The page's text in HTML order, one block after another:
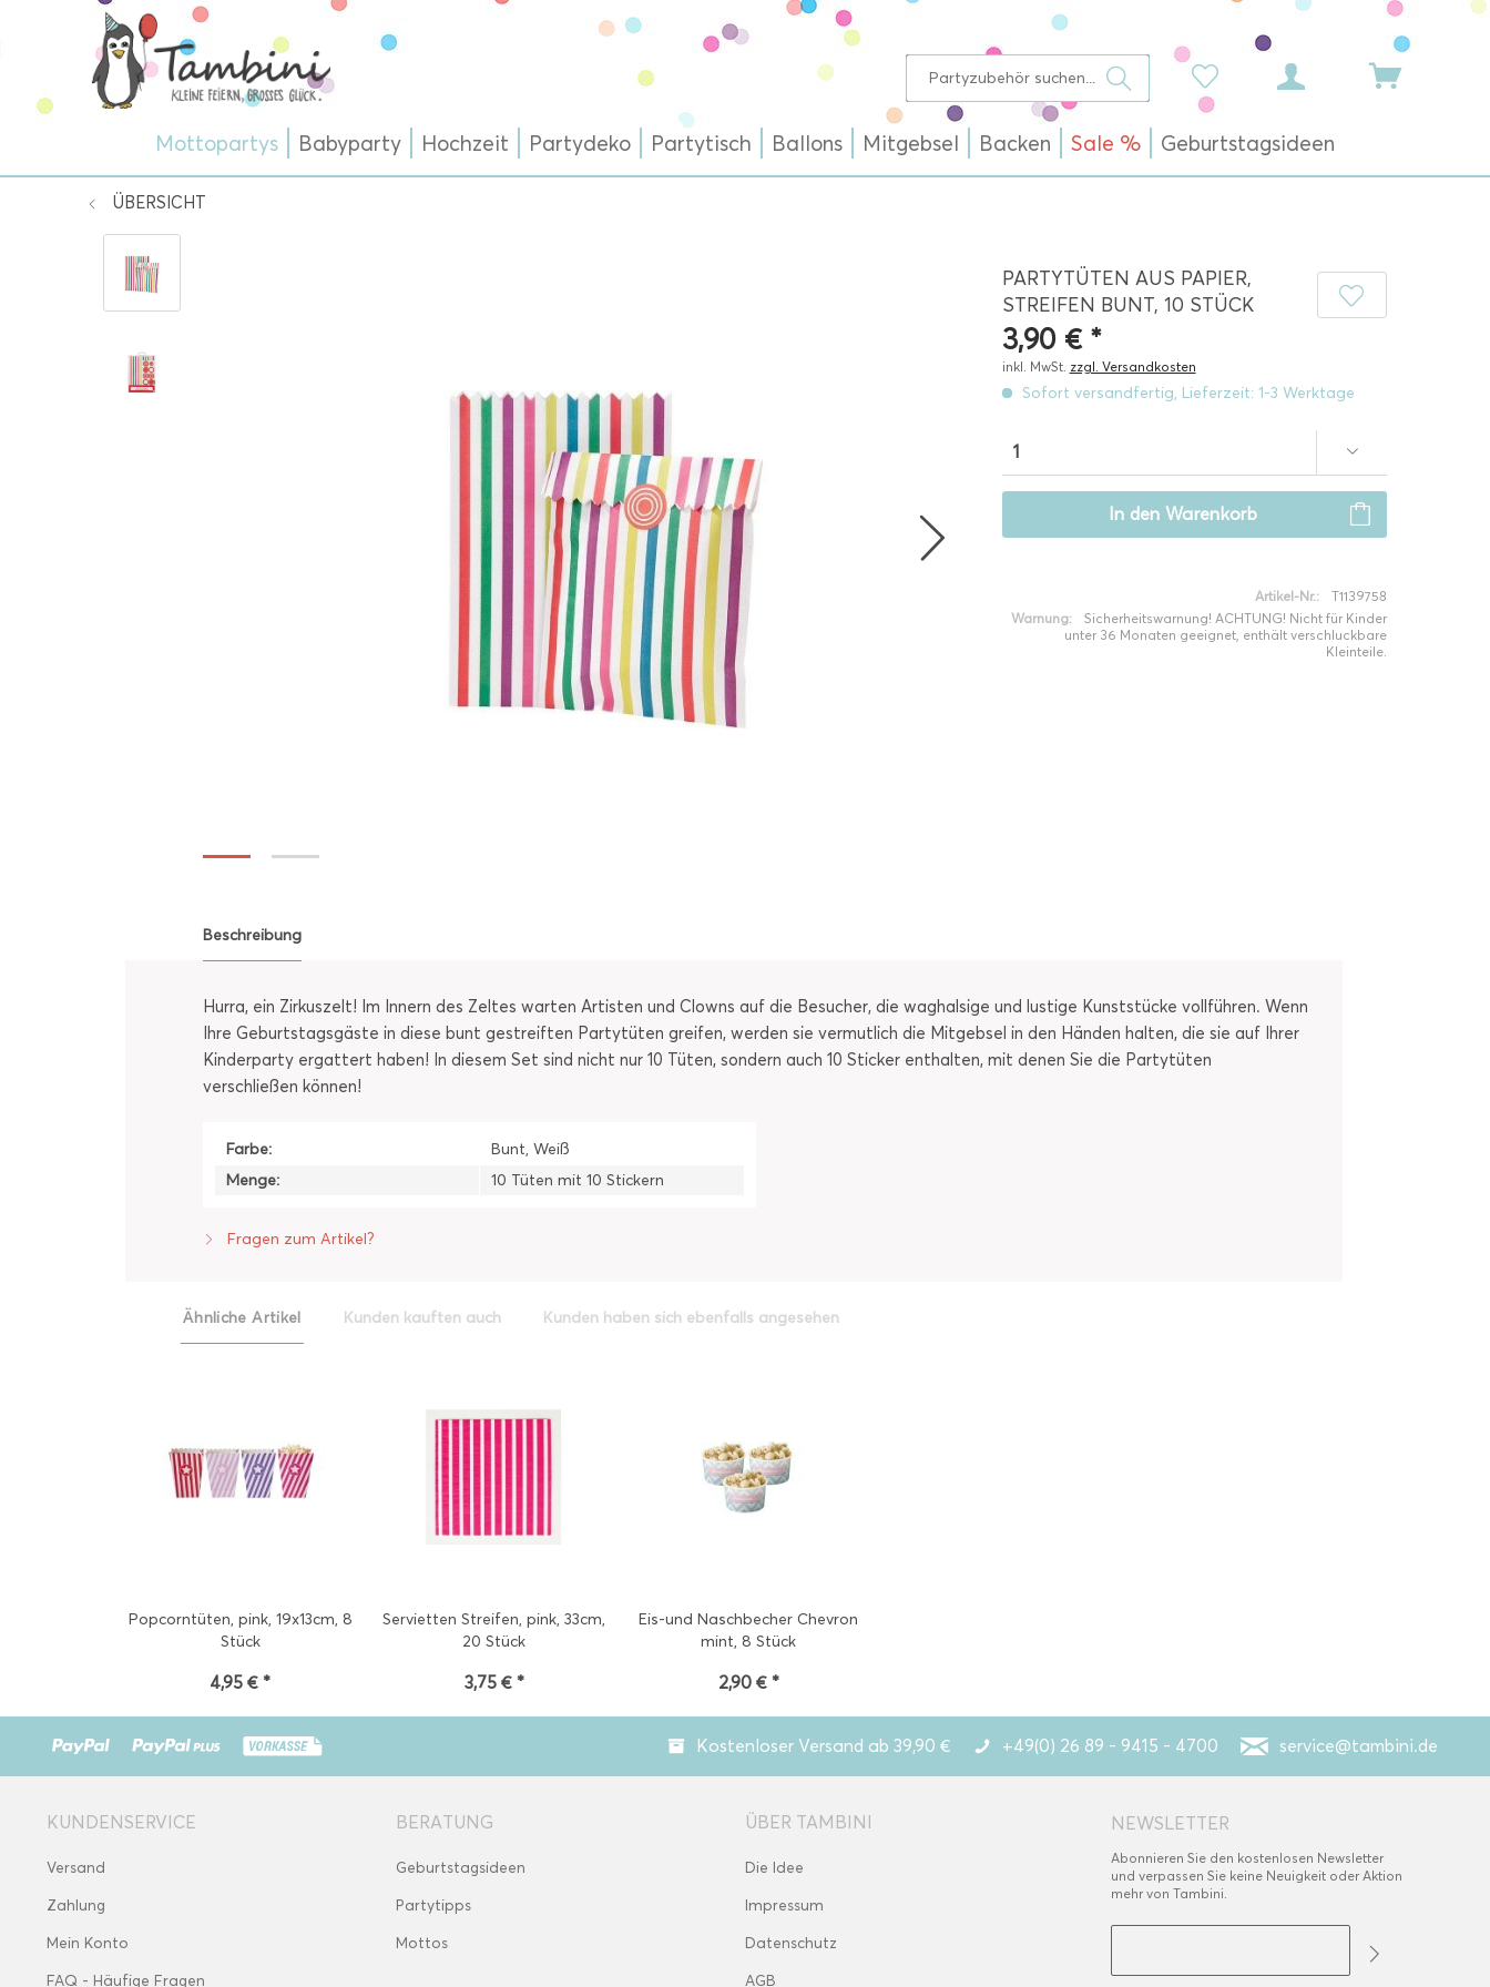
Mottopartys Babyparty Hochzeit Partydeko Partytisch Ballons Mitgebsel Backen Sale % Geburtstagsideen
ÜBERSICHT
PARTYTÜTEN AUS PAPIER,
STREIFEN BUNT, 10 STÜCK
3,90 € *
inkl. MwSt. zzgl. Versandkosten
Sofort versandfertig, Lieferzeit: 1-3 Werktage
In den Warenkorb
Artikel-Nr.:
T1139758
Warnung:
Sicherheitswarnung! ACHTUNG! Nicht für Kinder
unter 36 Monaten geeignet, enthält verschluckbare
Kleinteile.
Beschreibung
Hurra, ein Zirkuszelt! Im Innern des Zeltes warten Artisten und Clowns auf die Besucher, die waghalsige und lustige Kunststücke vollführen. Wenn
Ihre Geburtstagsgäste in diese bunt gestreiften Partytüten greifen, werden sie vermutlich die Mitgebsel in den Händen halten, die sie auf Ihrer
Kinderparty ergattert haben! In diesem Set sind nicht nur 10 Tüten, sondern auch 10 Sticker enthalten, mit denen Sie die Partytüten
verschließen können!
Farbe:
Bunt, Weiß
Menge:
10 Tüten mit 10 Stickern
Fragen zum Artikel?
Ähnliche Artikel Kunden kauften auch Kunden haben sich ebenfalls angesehen
Popcorntüten, pink, 19x13cm, 8
Stück
4,95 € *
Servietten Streifen, pink, 33cm,
20 Stück
3,75 € *
Eis-und Naschbecher Chevron
mint, 8 Stück
2,90 € *
Kostenloser Versand ab 39,90 € +49(0) 26 89 - 9415 - 4700 service@tambini.de
KUNDENSERVICE
Versand
Zahlung
Mein Konto
FAQ - Häufige Fragen
BERATUNG
Geburtstagsideen
Partytipps
Mottos
ÜBER TAMBINI
Die Idee
Impressum
Datenschutz
AGB
NEWSLETTER
Abonnieren Sie den kostenlosen Newsletter
und verpassen Sie keine Neuigkeit oder Aktion
mehr von Tambini.